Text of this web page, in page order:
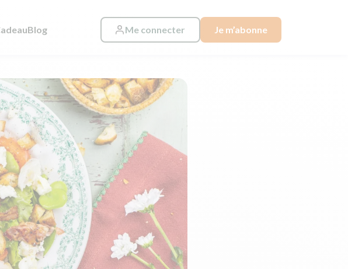
Blog Me connecter Je m’abonne